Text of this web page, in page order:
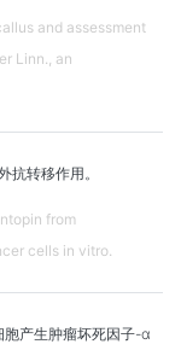
and assessment
Linn., an
抗转移作用。
from
cells in vitro.
产生肿瘤坏死因子-α